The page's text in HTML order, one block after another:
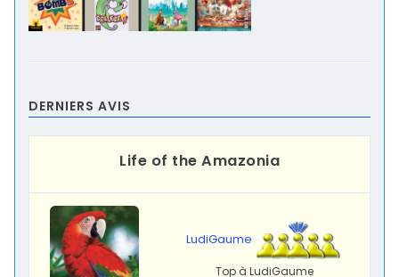
DERNIERS AVIS
Life of the Amazonia
LudiGaume
Top à LudiGaume